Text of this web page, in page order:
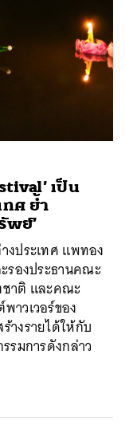
เป็น
ทศ ย้ำ
พย์’
งประเทศ แพทอง
รองประธานคณะ
ชาติ และคณะ
าวเวอร์ของ
างรายได้ให้กับ
รมการดังกล่าว